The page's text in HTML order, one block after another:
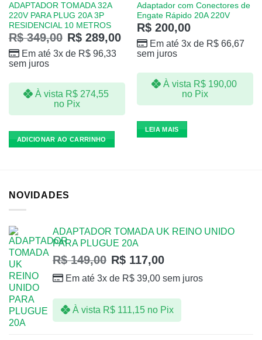
ADAPTADOR TOMADA 32A
220V PARA PLUG 20A 3P
RESIDENCIAL 10 METROS
R$349,00 R$289,00
Em até 3x de R$96,33
sem juros
À vista R$274,55
no Pix
ADICIONAR AO CARRINHO
Adaptador com Conectores de
Engate Rápido 20A 220V
R$200,00
Em até 3x de R$66,67
sem juros
À vista R$190,00
no Pix
LEIA MAIS
NOVIDADES
ADAPTADOR TOMADA UK REINO UNIDO
PARA PLUGUE 20A
R$149,00 R$ 117,00
Em até 3x de R$ 39,00 sem juros
À vista R$111,15 no Pix